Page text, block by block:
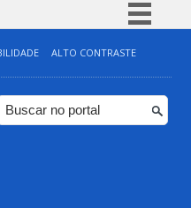
Simplifique!
Comunica BR
Participe
ALTO CONTRASTE